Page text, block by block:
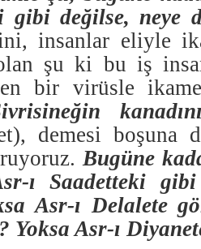
gibi değilse, neye
insanlar eliyle
şu ki bu iş
bir virüsle
demesi boşuna
Bugüne
Saadetteki gibi
Asr-ı Delalete
Yoksa Asr-ı